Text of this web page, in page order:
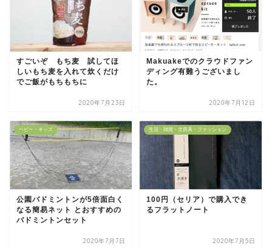
すごいぞ もち麦 試してほ
しいもち麦を入れて炊くだけ
でご飯がもちもちに
2020年7月23日
Makuakeでのクラウドファン
ディング有難うございまし
た。
2020年7月12日
ベビー・キッズ
公園バドミントンが5倍面白く
なる簡易ネット とおすすめの
バドミントンセット
2020年7月7日
生活・雑貨・文房具・ファッション
100円（セリア）で購入でき
るフラットノート
2020年7月5日